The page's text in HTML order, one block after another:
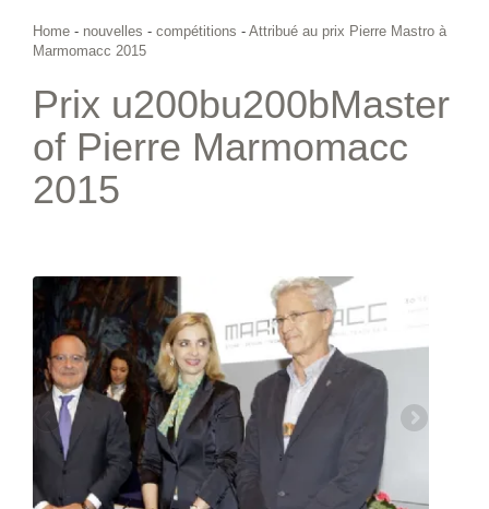
Home - nouvelles - compétitions - Attribué au prix Pierre Mastro à
Marmomacc 2015
Prix u200bu200bMaster
of Pierre Marmomacc
2015